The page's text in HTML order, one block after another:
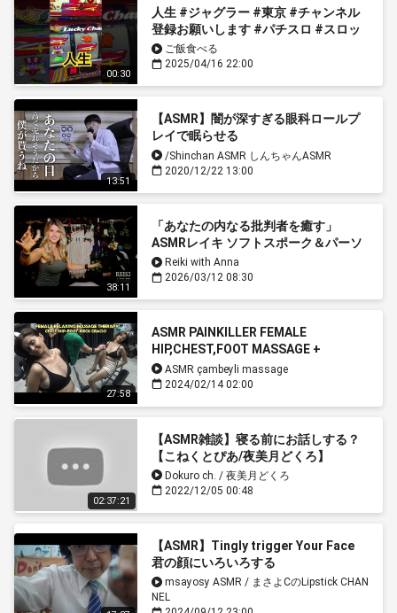
00:30
人生 #ジャグラー #東京 #チャンネル
登録お願いします #パチスロ #スロッ
ト #毎日10本投稿 #メダルゲーム #ゲ
ームセンター #アラフォー
ご飯食べる
2025/04/16 22:00
13:51
【ASMR】闇が深すぎる眼科ロールプ
レイで眠らせる
/Shinchan ASMR しんちゃんASMR
2020/12/22 13:00
38:11
「あなたの内なる批判者を癒す」
ASMRレイキ ソフトスポーク＆パーソ
ナルアテンションヒーリングセッショ
ン
Reiki with Anna
2026/03/12 08:30
27:58
ASMR PAINKILLER FEMALE
HIP,CHEST,FOOT MASSAGE +
CRACKS
+Head,Face,Ear,Armpit,Leg,Back,Wa
ASMR çambeyli massage
2024/02/14 02:00
02:37:21
【ASMR雑談】寝る前にお話しする？
【こねくとぴあ/夜美月どくろ】
Dokuro ch. / 夜美月どくろ
2022/12/05 00:48
【ASMR】Tingly trigger Your Face
君の顔にいろいろする
msayosy ASMR / まさよCのLipstick CHAN
NEL